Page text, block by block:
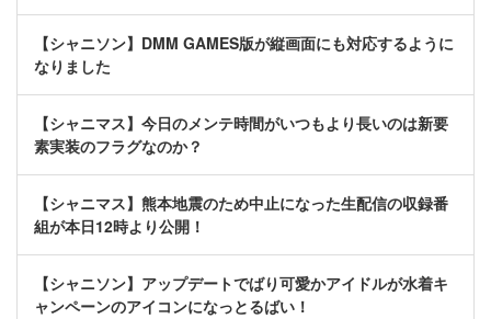
【シャニソン】DMM GAMES版が縦画面にも対応するように
なりました
【シャニマス】今日のメンテ時間がいつもより長いのは新要
素実装のフラグなのか？
【シャニマス】熊本地震のため中止になった生配信の収録番
組が本日12時より公開！
【シャニソン】アップデートでばり可愛かアイドルが水着キ
ャンペーンのアイコンになっとるばい！